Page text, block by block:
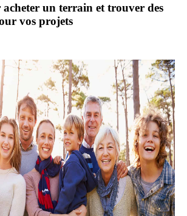
acheter un terrain et trouver des
vos projets